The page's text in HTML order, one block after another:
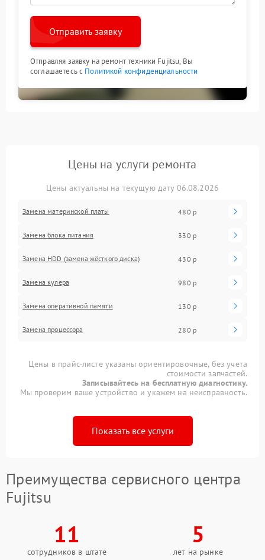
Отправить заявку
Отправляя заявку на ремонт техники Fujitsu, Вы
соглашаетесь с Политикой конфиденциальности
Цены на услуги ремонта
Цены актуальны на текущую дату 06.08.2026
Замена материнской платы 480 р
Замена блока питания 330 р
Замена HDD (замена жёсткого диска) 430 р
Замена кулера 980 р
Замена оперативной памяти 130 р
Замена процессора 280 р
Цены в прайс-листе указаны ориентировочные, без учета
стоимости запчастей.
Записывайтесь на бесплатную диагностику.
Мы проверим ваше устройство и укажем на неисправность.
Показать все услуги
Преимущества сервисного центра
Fujitsu
11
сотрудников в штате
5
лет на рынке